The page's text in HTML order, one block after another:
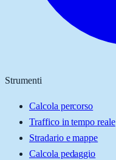
Strumenti
Calcola percorso
Traffico in tempo reale
Stradario e mappe
Calcola pedaggio